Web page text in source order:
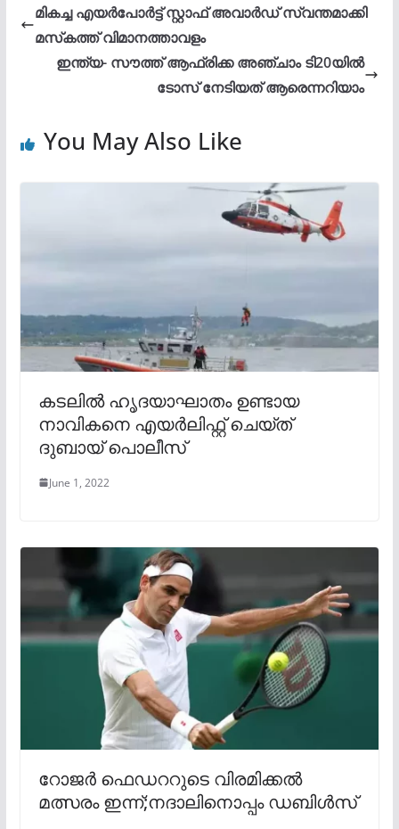
മി​ക​ച്ച എ​യ​ര്‍പോ​ര്‍ട്ട് സ്റ്റാ​ഫ് അ​വാ​ര്‍ഡ് സ്വ​ന്ത​മാ​ക്കി
മസ്‌കത്ത് വിമാനത്താവളം
ഇന്ത്യ- സൗത്ത് ആഫ്രിക്ക അഞ്ചാം ടി20യിൽ
ടോസ് നേടിയത് ആരെന്നറിയാം
You May Also Like
കടലിൽ ഹൃദയാഘാതം ഉണ്ടായ
നാവികനെ എയർലിഫ്റ്റ് ചെയ്ത്
ദുബായ് പൊലീസ്
June 1, 2022
റോജർ ഫെഡററുടെ വിരമിക്കൽ
മത്സരം ഇന്ന്;നദാലിനൊപ്പം ഡബിൾസ്